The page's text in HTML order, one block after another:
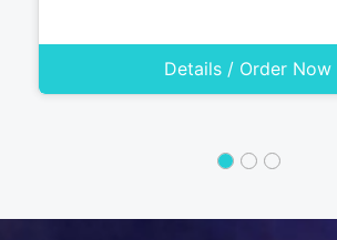
Details / Order Now